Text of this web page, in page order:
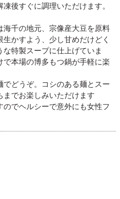
後すぐに調理いただけます。
海千の地元、宗像産大豆を原料
かすよう、少し甘めだけどく
特製スープに仕上げていま
本場の博多もつ鍋が手軽に楽
どうぞ。コシのある麺とスー
までお楽しみいただけます
でヘルシーで意外にも女性フ